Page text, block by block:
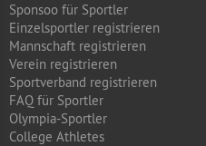
Sponsoo für Sportler
Einzelsportler registrieren
Mannschaft registrieren
Verein registrieren
Sportverband registrieren
FAQ für Sportler
Olympia-Sportler
College Athletes